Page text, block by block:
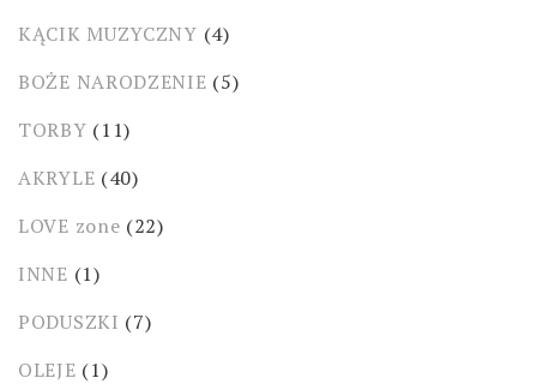
KĄCIK MUZYCZNY (4)
BOŻE NARODZENIE (5)
TORBY (11)
AKRYLE (40)
LOVE zone (22)
INNE (1)
PODUSZKI (7)
OLEJE (1)